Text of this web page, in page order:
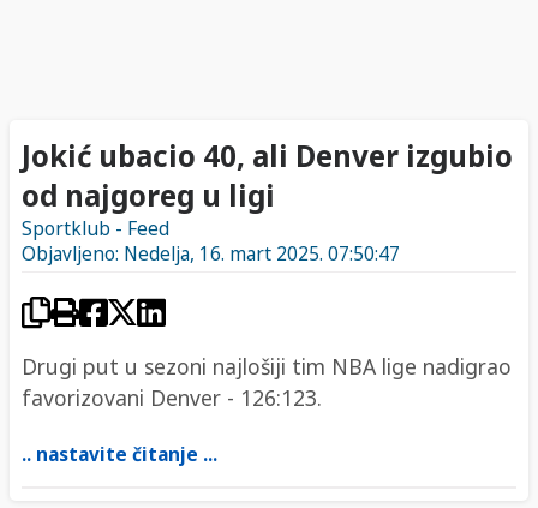
Jokić ubacio 40, ali Denver izgubio
od najgoreg u ligi
Sportklub - Feed
Objavljeno: Nedelja, 16. mart 2025. 07:50:47
Drugi put u sezoni najlošiji tim NBA lige nadigrao
favorizovani Denver - 126:123.
.. nastavite čitanje ...